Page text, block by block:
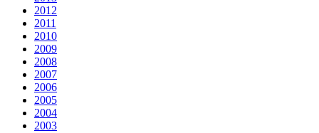
2012
2011
2010
2009
2008
2007
2006
2005
2004
2003